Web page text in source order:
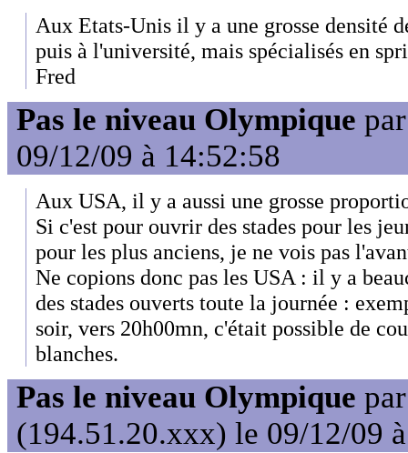
Aux Etats-Unis il y a une grosse densité
puis à l'université, mais spécialisés en
Fred
Pas le niveau Olympique
09/12/09 à 14:52:58
Aux USA, il y a aussi une grosse
Si c'est pour ouvrir des stades pour les
pour les plus anciens, je ne vois pas
Ne copions donc pas les USA : il y a
des stades ouverts toute la journée :
soir, vers 20h00mn, c'était possible de
blanches.
Pas le niveau Olympique
(194.51.20.xxx) le 09/12/09